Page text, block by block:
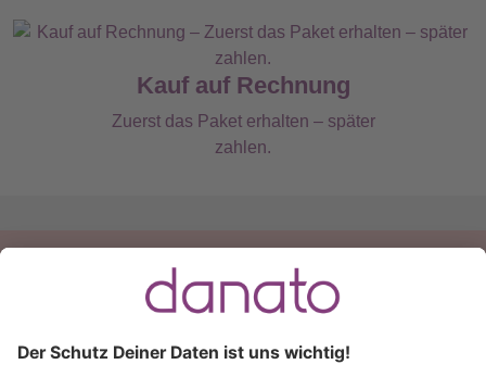
Kauf auf Rechnung
Zuerst das Paket erhalten – später
zahlen.
Du hast eine Frage?
+49 (0) 511 51 56 0300
schreib uns eineE-Mail